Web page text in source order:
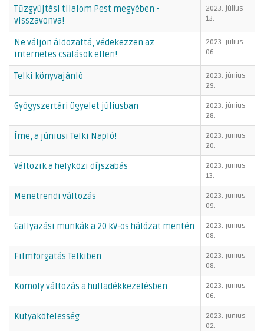
Tűzgyújtási tilalom Pest megyében -
visszavonva!
2023. július
13.
Ne váljon áldozattá, védekezzen az
internetes csalások ellen!
2023. július
06.
Telki könyvajánló
2023. június
29.
Gyógyszertári ügyelet júliusban
2023. június
28.
Íme, a júniusi Telki Napló!
2023. június
20.
Változik a helyközi díjszabás
2023. június
13.
Menetrendi változás
2023. június
09.
Gallyazási munkák a 20 kV-os hálózat mentén
2023. június
08.
Filmforgatás Telkiben
2023. június
08.
Komoly változás a hulladékkezelésben
2023. június
06.
Kutyakötelesség
2023. június
02.